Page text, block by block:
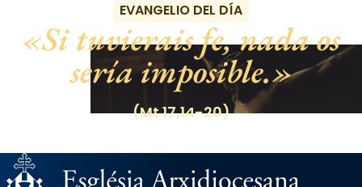
EVANGELIO DEL DÍA
Si tuvierais fe, nada os
sería imposible.
(Mt 17,14-20)